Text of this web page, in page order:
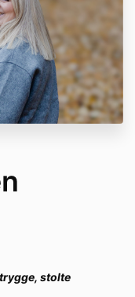
ikke er enig i
abonnement
fra Monica
stolte